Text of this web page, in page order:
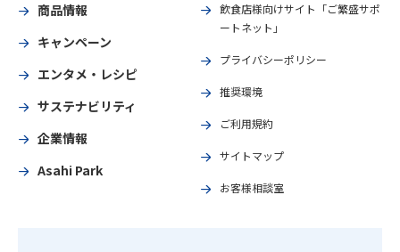
商品情報
キャンペーン
エンタメ・レシピ
サステナビリティ
企業情報
Asahi Park
飲食店様向けサイト「ご繁盛サポ
ートネット」
プライバシーポリシー
推奨環境
ご利用規約
サイトマップ
お客様相談室